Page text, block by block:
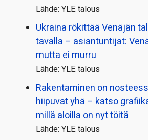
Lähde: YLE talous
Ukraina rökittää Venäjän
tavalla – asiantuntijat:
mutta ei murru
Lähde: YLE talous
Rakentaminen on
hiipuvat yhä – katso
millä aloilla on nyt töitä
Lähde: YLE talous